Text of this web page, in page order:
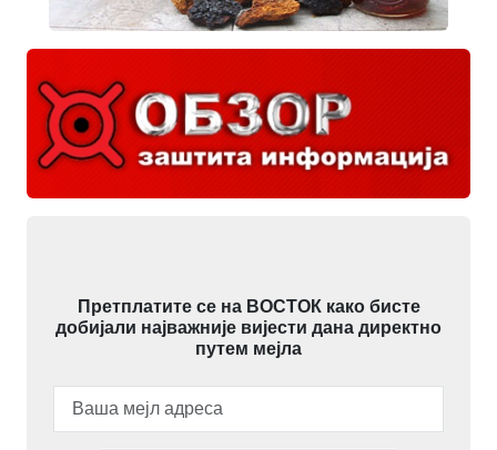
Претплатите се на ВОСТОК како бисте
добијали најважније вијести дана директно
путем мејла